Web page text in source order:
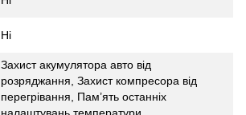
Ні
Захист акумулятора авто від
розряджання, Захист компресора від
перегрівання, Пам’ять останніх
налаштувань температури,